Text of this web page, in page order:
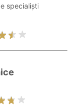
specialiști